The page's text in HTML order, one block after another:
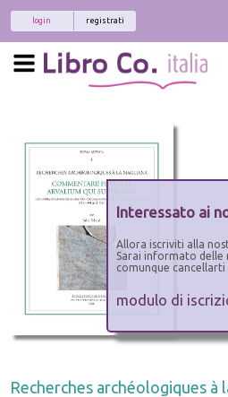
registrati
login
Recherches archéologiques à
Interessato ai
Allora iscriviti alla
Sarai informato
comunque cancellarti
modulo di